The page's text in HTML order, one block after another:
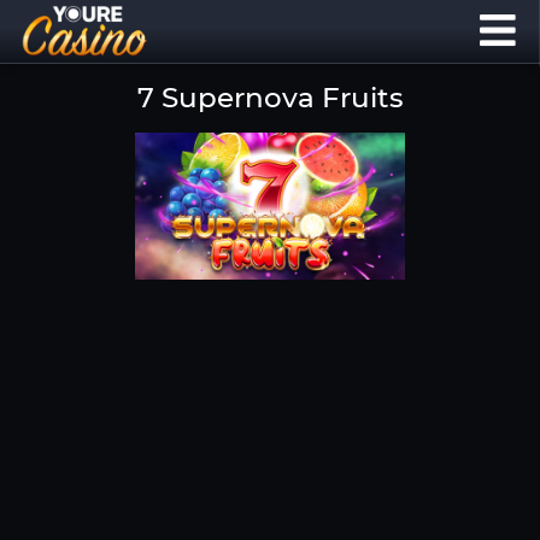
7 Supernova Fruits